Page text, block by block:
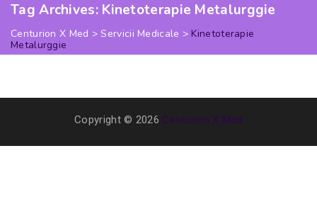
Tag Archives: Kinetoterapie Metalurggie
Centurion X Med >Servicii Medicale >Kinetoterapie
Metalurggie
Copyright © 2026 Centurion X Med